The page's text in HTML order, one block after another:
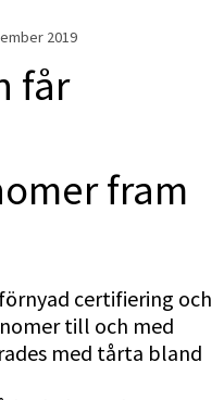
2019
får
fram
certifiering och
till och med
med tårta bland